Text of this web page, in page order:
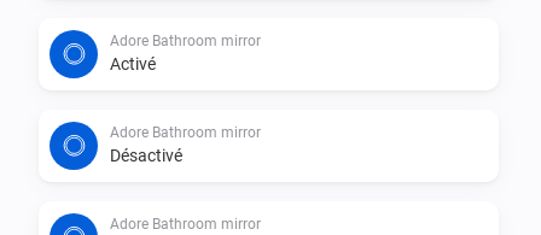
Adore Bathroom mirror
Activé
Adore Bathroom mirror
Désactivé
Adore Bathroom mirror